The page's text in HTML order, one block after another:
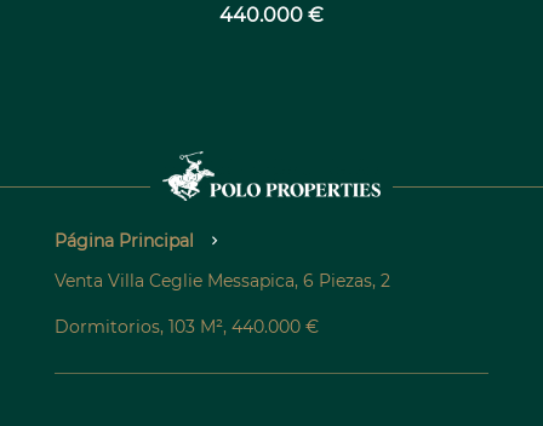
440.000 €
Página Principal
Venta Villa Ceglie Messapica, 6 Piezas, 2
Dormitorios, 103 M², 440.000 €